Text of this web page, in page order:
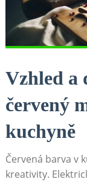
Vzhled a
červený
⁣kuchyně
Červená barva v
kreativity.